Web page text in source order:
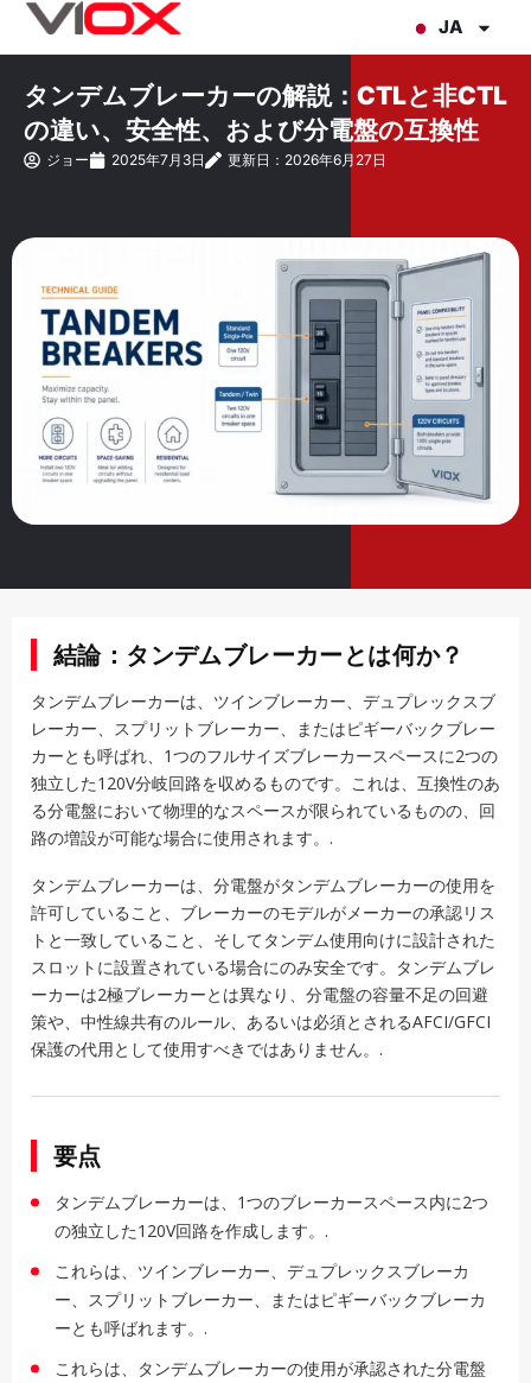
JA
タンデムブレーカーの解説：CTLと非CTL
の違い、安全性、および分電盤の互換性
ジョー 2025年7月3日 更新日：2026年6月27日
結論：タンデムブレーカーとは何か？
タンデムブレーカーは、ツインブレーカー、デュプレックスブ
レーカー、スプリットブレーカー、またはピギーバックブレー
カーとも呼ばれ、1つのフルサイズブレーカースペースに2つの
独立した120V分岐回路を収めるものです。これは、互換性のあ
る分電盤において物理的なスペースが限られているものの、回
路の増設が可能な場合に使用されます。.
タンデムブレーカーは、分電盤がタンデムブレーカーの使用を
許可していること、ブレーカーのモデルがメーカーの承認リス
トと一致していること、そしてタンデム使用向けに設計された
スロットに設置されている場合にのみ安全です。タンデムブレ
ーカーは2極ブレーカーとは異なり、分電盤の容量不足の回避
策や、中性線共有のルール、あるいは必須とされるAFCI/GFCI
保護の代用として使用すべきではありません。.
要点
タンデムブレーカーは、1つのブレーカースペース内に2つ
の独立した120V回路を作成します。.
これらは、ツインブレーカー、デュプレックスブレーカ
ー、スプリットブレーカー、またはピギーバックブレーカ
ーとも呼ばれます。.
これらは、タンデムブレーカーの使用が承認された分電盤